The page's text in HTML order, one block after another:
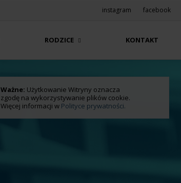
Ważne: Użytkowanie Witryny oznacza
zgodę na wykorzystywanie plików cookie.
Więcej informacji w Polityce prywatności.
instagram facebook
RODZICE KONTAKT